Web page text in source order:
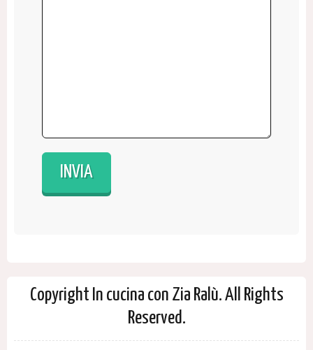
Copyright In cucina con Zia Ralù. All Rights
Reserved.